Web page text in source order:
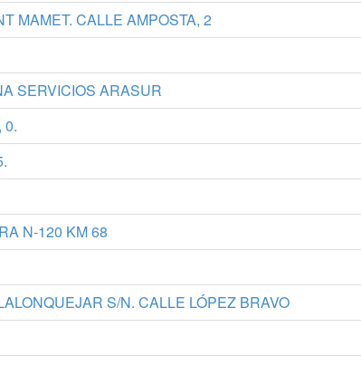
MAMET. CALLE AMPOSTA, 2
SERVICIOS ARASUR
0.
N-120 KM 68
S/N. CALLE LÓPEZ BRAVO